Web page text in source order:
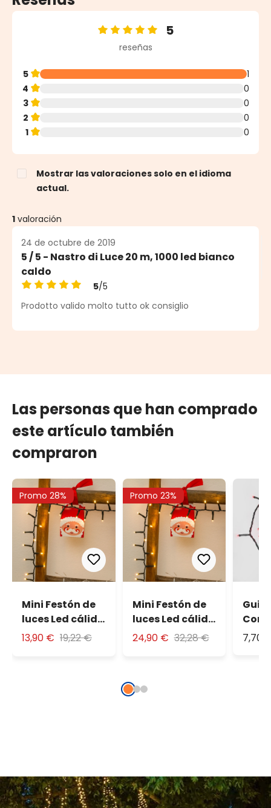
Calificación promedio de 5 de 5 estrellas
5
reseñas
5
1
4
0
3
0
2
0
1
0
Mostrar las valoraciones solo en el idioma
actual.
1 valoración
24 de octubre de 2019
5 / 5 - Nastro di Luce 20 m, 1000 led bianco
caldo
Calificación promedio de 5 de 5 estrellas
5/5
Prodotto valido molto tutto ok consiglio
Las personas que han comprado
este artículo también
compraron
Promo 28%
Mini Festón de
luces Led cálido
15m
13,90 € 19,22 €
Promo 23%
Mini Festón de
luces Led cálido
30m
24,90 € 32,28 €
50
7,70